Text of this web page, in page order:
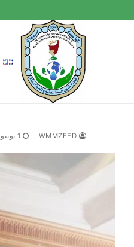
إلى
1 يونيو، 2024